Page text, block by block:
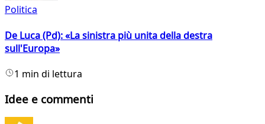
Politica
De Luca (Pd): «La sinistra più unita della destra
sull'Europa»
1 min di lettura
Idee e commenti